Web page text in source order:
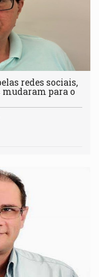
redes sociais,
para o